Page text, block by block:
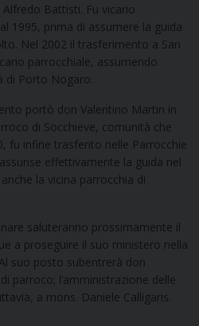
Battisti. Fu vicario
1995, prima di assumere la guida
Nel 2002 il trasferimento a San
parrocchiale, assumendo
di Porto Nogaro.
portò don Valentino Martin in
di Socchieve, comunità che
fu infine trasferito nelle Parrocchie
effettivamente la guida nel
la vicina parrocchia di
saluteranno prossimamente il
a proseguire il suo ministero nella
suo posto subentrerà don
parroco; l’amministrazione delle
a mons. Daniele Calligaris.